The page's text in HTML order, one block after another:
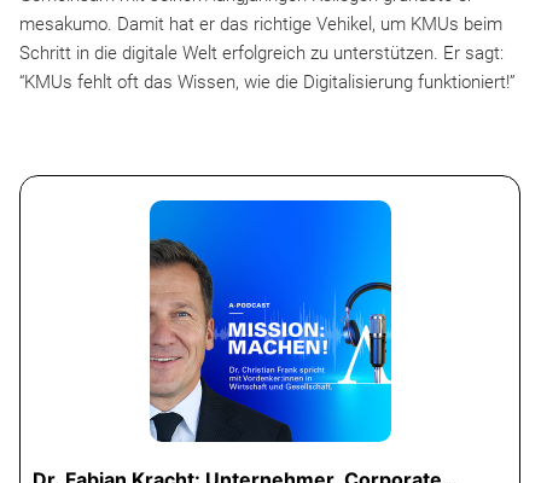
mesakumo. Damit hat er das richtige Vehikel, um KMUs beim
Schritt in die digitale Welt erfolgreich zu unterstützen. Er sagt:
“KMUs fehlt oft das Wissen, wie die Digitalisierung funktioniert!”